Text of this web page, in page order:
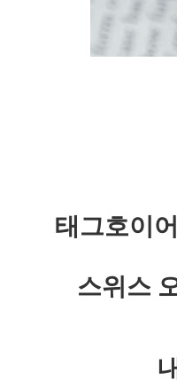
태그호이
스위스